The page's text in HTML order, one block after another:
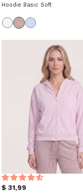
Hoodie Basic Soft
$ 31,99